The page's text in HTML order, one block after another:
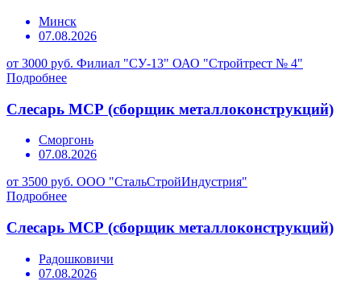
Минск
07.08.2026
от 3000 руб. Филиал "СУ-13" ОАО "Стройтрест № 4"
Подробнее
Слесарь МСР (сборщик металлоконструкций)
Сморгонь
07.08.2026
от 3500 руб. ООО "СтальСтройИндустрия"
Подробнее
Слесарь МСР (сборщик металлоконструкций)
Радошковичи
07.08.2026